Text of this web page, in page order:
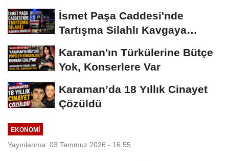
İsmet Paşa Caddesi'nde
Tartışma Silahlı Kavgaya
Karaman'ın Türkülerine Bütçe
Yok, Konserlere Var
Karaman’da 18 Yıllık Cinayet
Çözüldü
EKONOMI
Yayınlanma: 03 Temmuz 2026 - 16:55